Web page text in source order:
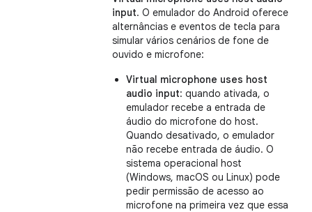
input. O emulador do Android oferece
alternâncias e eventos de tecla para
simular vários cenários de fone de
ouvido e microfone:
Virtual microphone uses host
audio input: quando ativada, o
emulador recebe a entrada de
áudio do microfone do host.
Quando desativado, o emulador
não recebe entrada de áudio. O
sistema operacional host
(Windows, macOS ou Linux) pode
pedir permissão de acesso ao
microfone na primeira vez que essa